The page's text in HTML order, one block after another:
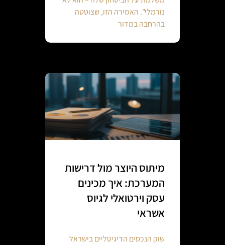
נורמלי". האמירה הזו, שצוטטה
בהרחבה במדור
מיתוס היוצר מול דרישות
המערכת: איך מכינים
עסק וירטואלי לגיוס
אשראי
שוק הנכסים הדיגיטליים בישראל